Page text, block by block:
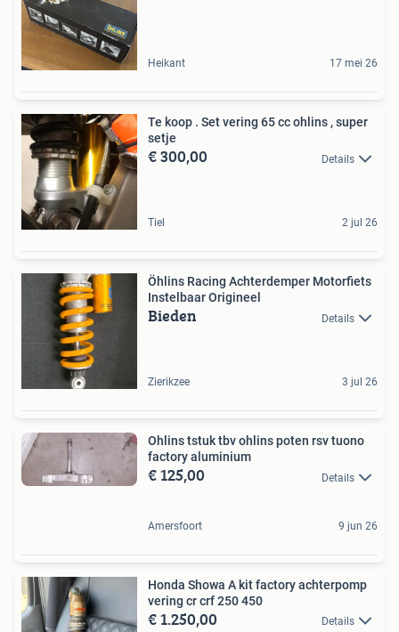
Heikant 17 mei 26
Te koop . Set vering 65 cc ohlins , super
setje
€ 300,00 Details
Tiel 2 jul 26
Öhlins Racing Achterdemper Motorfiets
Instelbaar Origineel
Bieden Details
Zierikzee 3 jul 26
Ohlins tstuk tbv ohlins poten rsv tuono
factory aluminium
€ 125,00 Details
Amersfoort 9 jun 26
Honda Showa A kit factory achterpomp
vering cr crf 250 450
€ 1.250,00 Details